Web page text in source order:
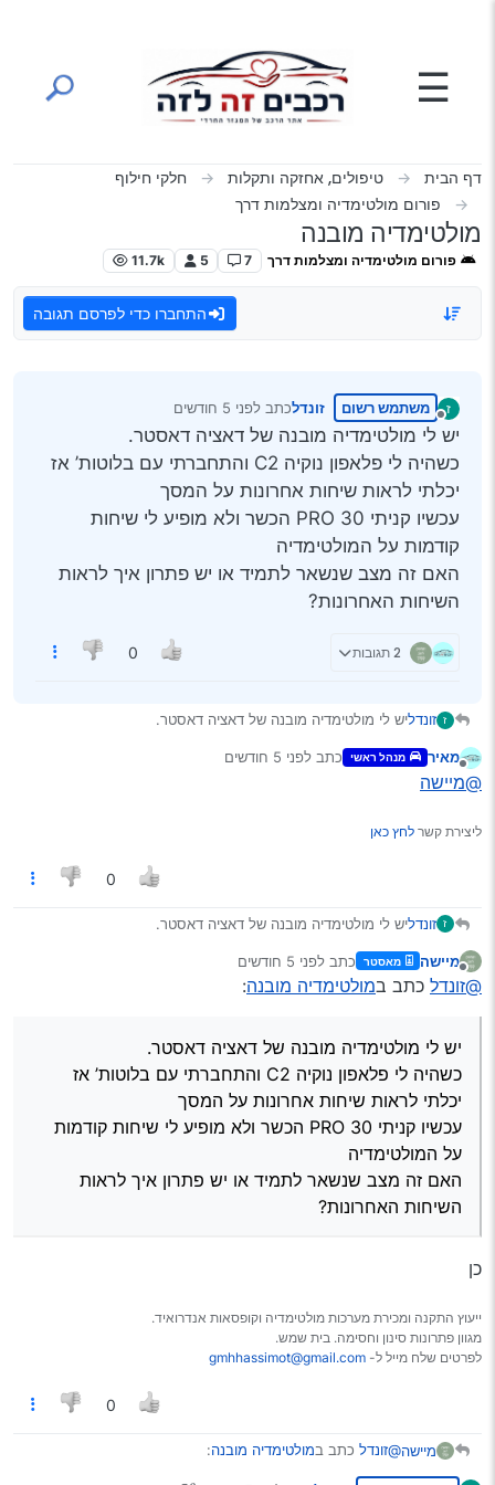
☰
דף הבית טיפולים, אחזקה ותקלות
חלקי חילוף
פורום מולטימדיה ומצלמות דרך
מולטימדיה מובנה
פורום מולטימדיה ומצלמות דרך 7
5
11.7k
התחברו כדי לפרסם תגובה
ז
מנותק
משתמש רשום זונדלכתב לפני 5 חודשים
נערך לאחרונה על ידי
יש לי מולטימדיה מובנה של דאציה דאסטר.
כשהיה לי פלאפון נוקיה C2 והתחברתי עם בלוטות’ אז
יכלתי לראות שיחות אחרונות על המסך
עכשיו קניתי PRO 30 הכשר ולא מופיע לי שיחות
קודמות על המולטימדיה
האם זה מצב שנשאר לתמיד או יש פתרון איך לראות
השיחות האחרונות?
2 תגובות 0
ז זונדליש לי מולטימדיה מובנה של דאציה דאסטר.
לראות שיחות אחרונות על המסך
האם זה מצב שנשאר לתמיד או יש פתרון איך לראות השיחות
מאיר מנהל ראשי כתב לפני 5 חודשים
נערך לאחרונה על ידי
@מיישה
ליצירת קשר לחץ כאן
0
ז זונדליש לי מולטימדיה מובנה של דאציה דאסטר.
לראות שיחות אחרונות על המסך
עכשיו קניתי PRO 30 הכשר ולא מופיע לי שיחות קודמות על
האחרונות?
מנותק
מיישה מאסטר כתב לפני 5 חודשים
נערך לאחרונה על ידי
@זונדל כתב במולטימדיה מובנה:
יש לי מולטימדיה מובנה של דאציה דאסטר.
כשהיה לי פלאפון נוקיה C2 והתחברתי עם בלוטות’ אז
יכלתי לראות שיחות אחרונות על המסך
עכשיו קניתי PRO 30 הכשר ולא מופיע לי שיחות קודמות
על המולטימדיה
האם זה מצב שנשאר לתמיד או יש פתרון איך לראות
השיחות האחרונות?
כן
ייעוץ התקנה ומכירת מערכות מולטימדיה וקופסאות אנדרואיד.
מגוון פתרונות סינון וחסימה. בית שמש.
לפרטים שלח מייל ל- gmhhassimot@gmail.com
0
מיישה@זונדל כתב במולטימדיה מובנה: